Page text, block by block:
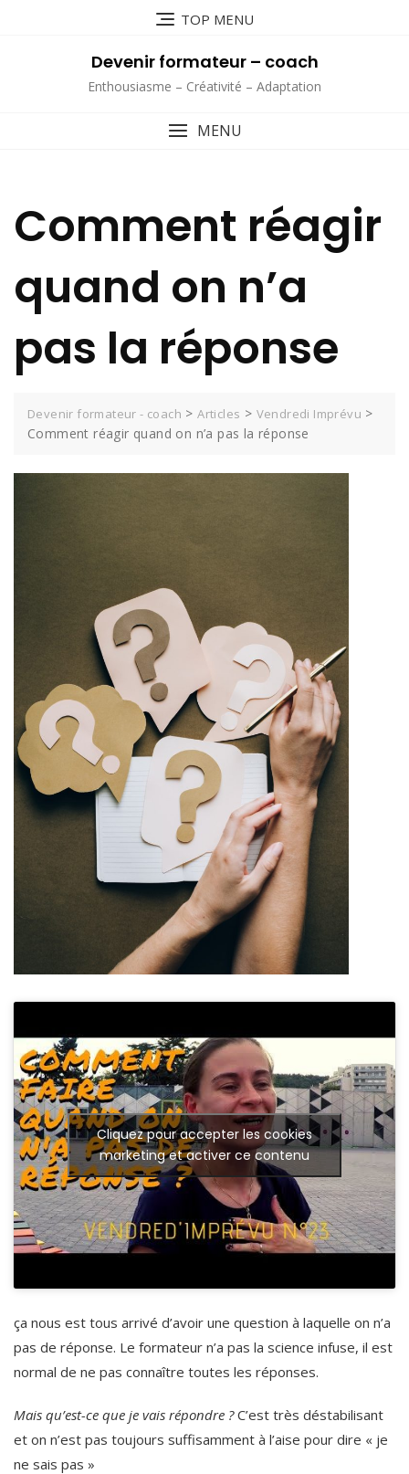
TOP MENU
Devenir formateur – coach
Enthousiasme – Créativité – Adaptation
MENU
Comment réagir
quand on n’a
pas la réponse
Devenir formateur - coach >Articles > Vendredi Imprévu >
Comment réagir quand on n’a pas la réponse
Cliquez pour accepter les cookies
marketing et activer ce contenu
ça nous est tous arrivé d’avoir une question à laquelle on n’a
pas de réponse. Le formateur n’a pas la science infuse, il est
normal de ne pas connaître toutes les réponses.
Mais qu’est-ce que je vais répondre ?C’est très déstabilisant
et on n’est pas toujours suffisamment à l’aise pour dire « je
ne sais pas »